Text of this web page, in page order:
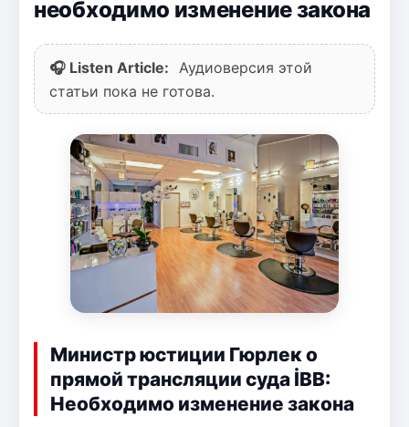
необходимо изменение закона
🎧 Listen Article:
Аудиоверсия этой
статьи пока не готова.
Министр юстиции Гюрлек о
прямой трансляции суда İBB:
Необходимо изменение закона